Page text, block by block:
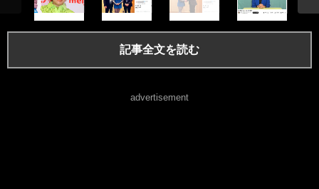
記事全文を読む
advertisement